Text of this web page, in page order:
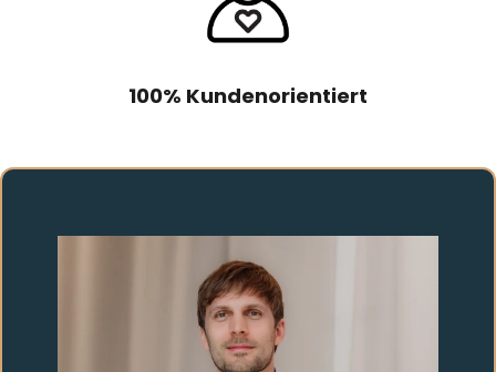
100% Kundenorientiert